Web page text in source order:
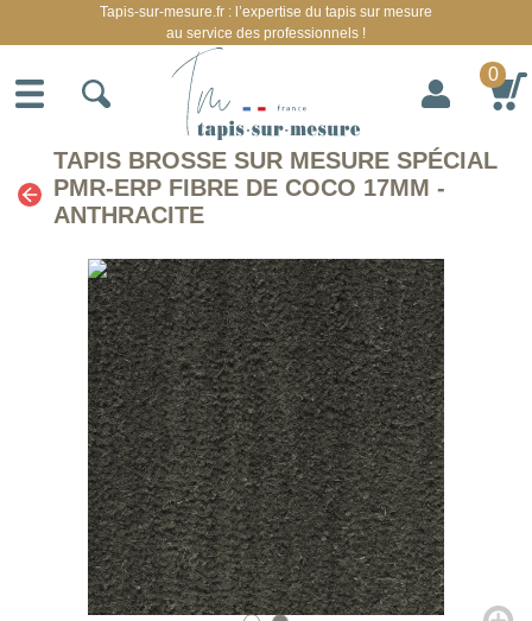
TAPIS BROSSE SUR MESURE SPÉCIAL
PMR-ERP FIBRE DE COCO 17MM -
ANTHRACITE
Tapis-sur-mesure.fr : l’expertise du tapis sur mesure
au service des professionnels !
0